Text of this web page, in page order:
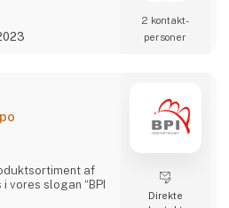
2 kontakt­
personer
af
vores slogan “BPI
Direkte